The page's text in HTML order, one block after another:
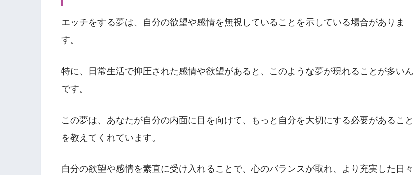
エッチをする夢は、自分の欲望や感情を無視していることを示している場合がありま
す。
特に、日常生活で抑圧された感情や欲望があると、このような夢が現れることが多いん
です。
この夢は、あなたが自分の内面に目を向けて、もっと自分を大切にする必要があること
を教えてくれています。
自分の欲望や感情を素直に受け入れることで、心のバランスが取れ、より充実した日々